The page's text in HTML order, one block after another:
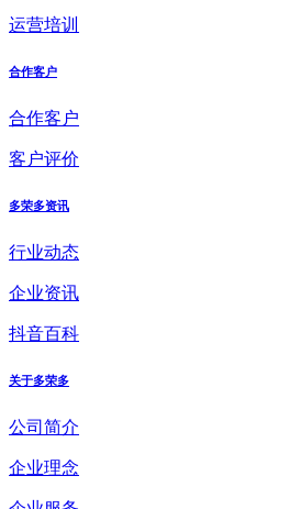
运营培训
合作客户
合作客户
客户评价
多荣多资讯
行业动态
企业资讯
抖音百科
关于多荣多
公司简介
企业理念